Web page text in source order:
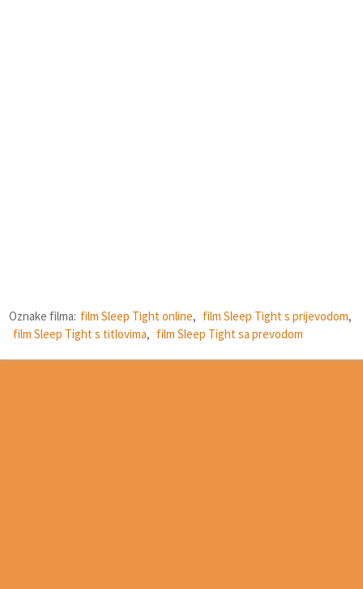
Oznake filma: film Sleep Tight online, film Sleep Tight s prijevodom,
film Sleep Tight s titlovima, film Sleep Tight sa prevodom